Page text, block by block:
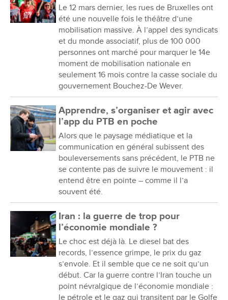
Le 12 mars dernier, les rues de Bruxelles ont
été une nouvelle fois le théâtre d’une
mobilisation massive. À l’appel des syndicats
et du monde associatif, plus de 100 000
personnes ont marché pour marquer le 14e
moment de mobilisation nationale en
seulement 16 mois contre la casse sociale du
gouvernement Bouchez-De Wever.
Apprendre, s’organiser et agir avec
l’app du PTB en poche
Alors que le paysage médiatique et la
communication en général subissent des
bouleversements sans précédent, le PTB ne
se contente pas de suivre le mouvement : il
entend être en pointe – comme il l’a
souvent été.
Iran : la guerre de trop pour
l’économie mondiale ?
Le choc est déjà là. Le diesel bat des
records, l’essence grimpe, le prix du gaz
s’envole. Et il semble que ce ne soit qu’un
début. Car la guerre contre l’Iran touche un
point névralgique de l’économie mondiale :
le pétrole et le gaz qui transitent par le Golfe